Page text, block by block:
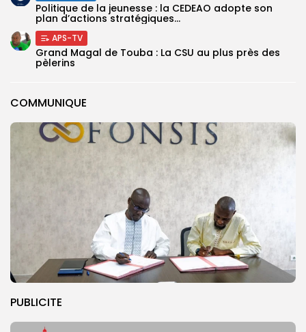
COMMUNIQUE
PUBLICITE
Politique de la jeunesse : la CEDEAO adopte son
plan d’actions stratégiques...
APS-TV
Grand Magal de Touba : La CSU au plus près des
pèlerins